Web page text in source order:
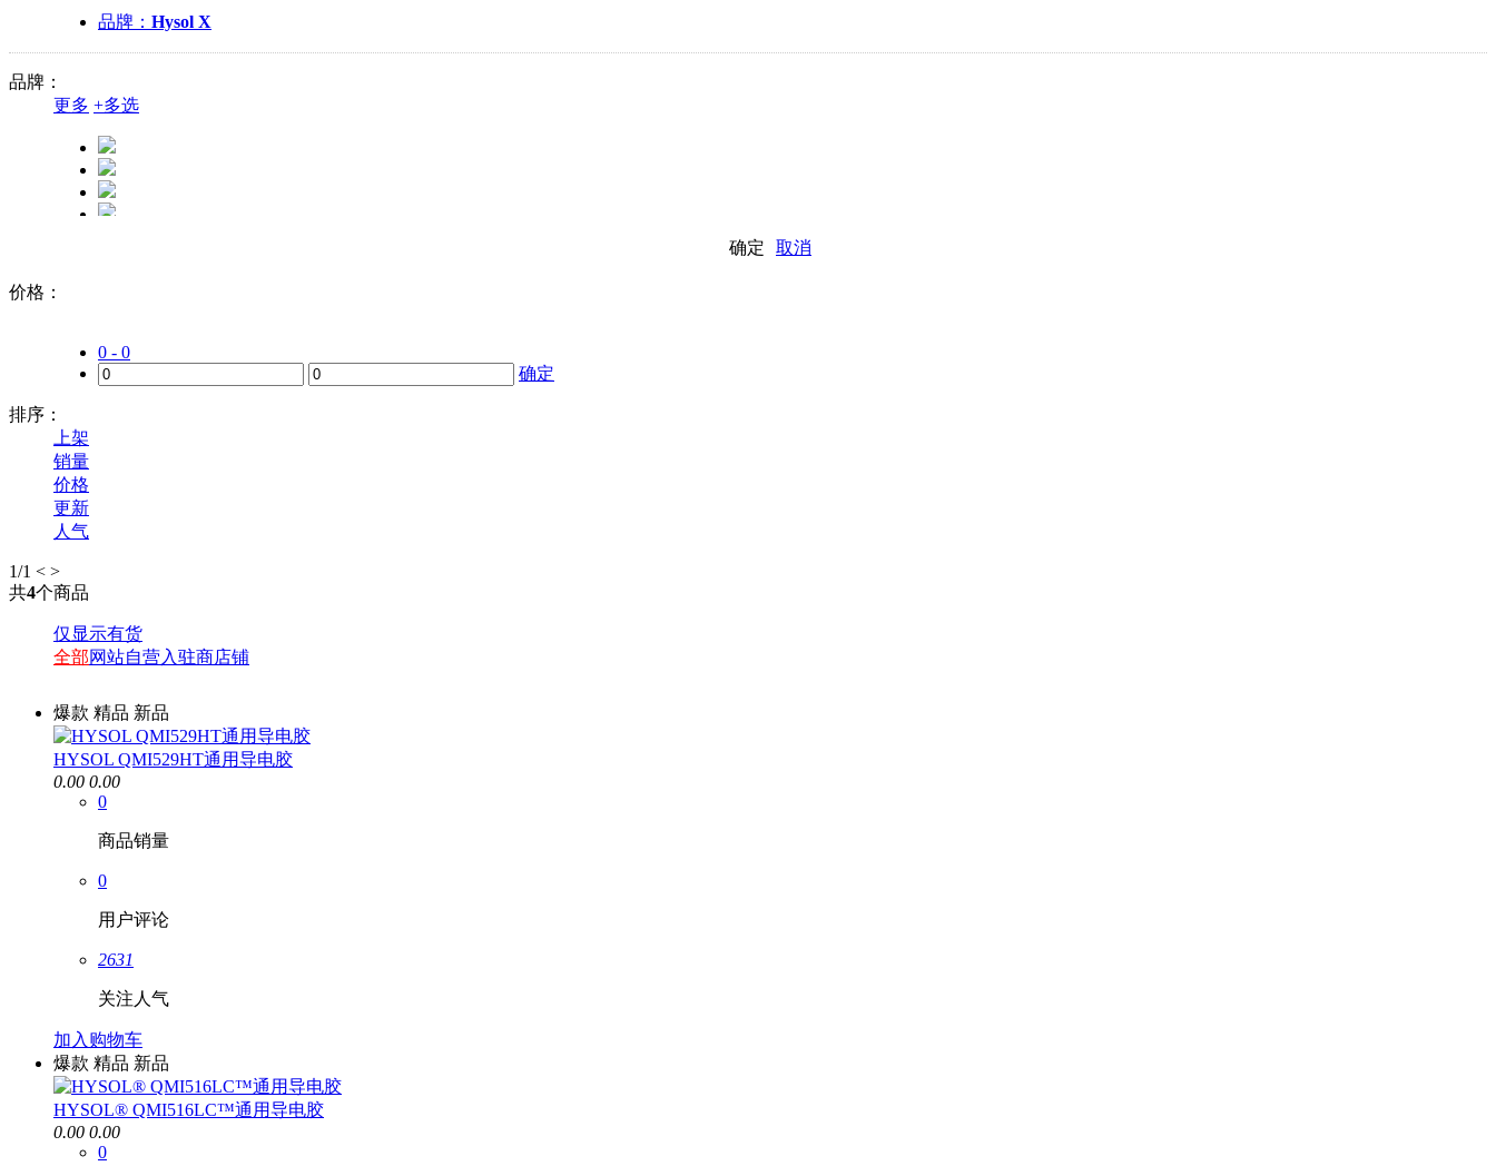
品牌： Hysol X
品牌：
更多 +多选
斯通纳Stoner
确定 取消
价格：
0 - 0
确定
排序：
上架
销量
价格
更新
人气
1/1 < >
共4个商品
仅显示有货
全部网站自营入驻商店铺
爆款 精品 新品
HYSOL QMI529HT通用导电胶
0.00 0.00
0
商品销量
0
用户评论
2631
关注人气
加入购物车
爆款 精品 新品
HYSOL® QMI516LC™通用导电胶
0.00 0.00
0